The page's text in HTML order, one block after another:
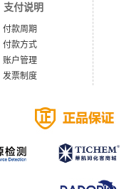
支付说明
付款周期
付款方式
账户管理
发票制度